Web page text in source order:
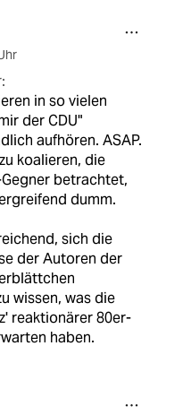
in so vielen
der CDU"
aufhören. ASAP.
koalieren, die
betrachtet,
dumm.
sich die
der Autoren der
wissen, was die
reaktionärer 80er-
haben.